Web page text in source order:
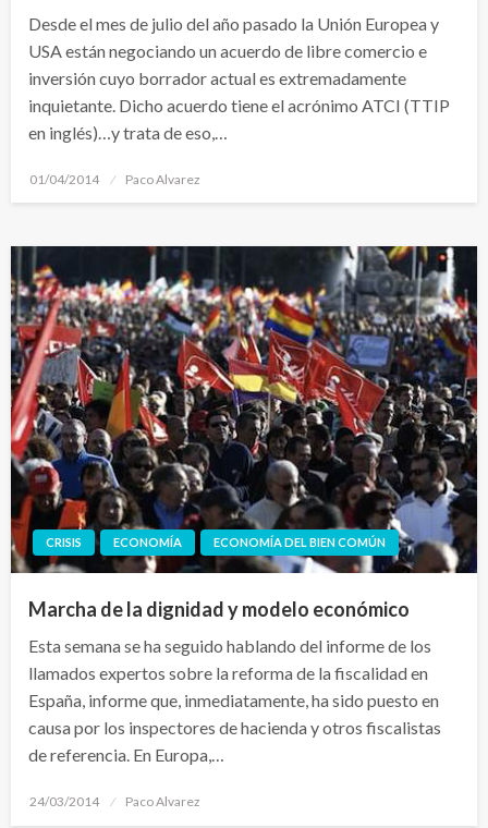
Desde el mes de julio del año pasado la Unión Europea y
USA están negociando un acuerdo de libre comercio e
inversión cuyo borrador actual es extremadamente
inquietante. Dicho acuerdo tiene el acrónimo ATCI (TTIP
en inglés)…y trata de eso,…
Publicado
01/04/2014 Paco Alvarez
CRISIS ECONOMÍA ECONOMÍA DEL BIEN COMÚN
Marcha de la dignidad y modelo económico
Esta semana se ha seguido hablando del informe de los
llamados expertos sobre la reforma de la fiscalidad en
España, informe que, inmediatamente, ha sido puesto en
causa por los inspectores de hacienda y otros fiscalistas
de referencia. En Europa,…
Publicado
24/03/2014 Paco Alvarez